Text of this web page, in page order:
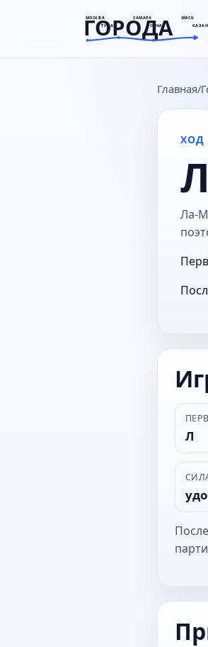
МОСКВА САМАРА ОМСК
ТУЛА СОЧИ
ГОРОДА
goroda-na.ru
Главная
ХОД
Ла-
Л